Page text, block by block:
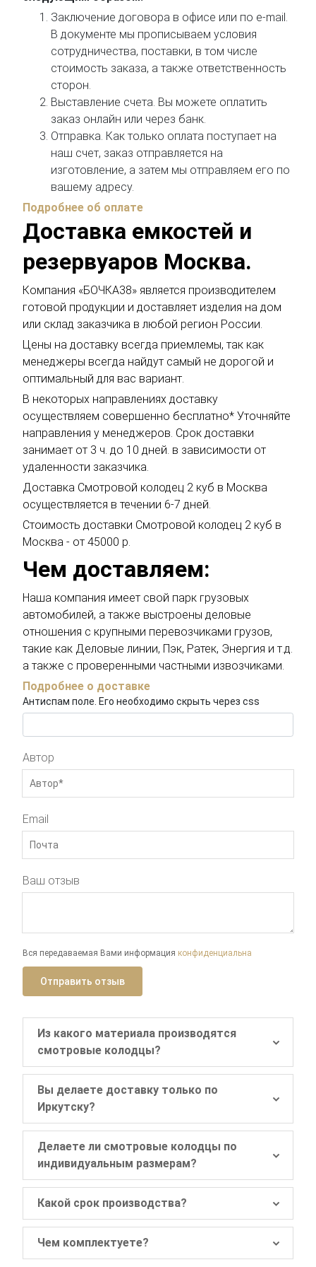
Заключение договора в офисе или по e-mail.
В документе мы прописываем условия
сотрудничества, поставки, в том числе
стоимость заказа, а также ответственность
сторон.
Выставление счета. Вы можете оплатить
заказ онлайн или через банк.
Отправка. Как только оплата поступает на
наш счет, заказ отправляется на
изготовление, а затем мы отправляем его по
вашему адресу.
Подробнее об оплате
Доставка емкостей и
резервуаров Москва.
Компания «БОЧКА38» является производителем
готовой продукции и доставляет изделия на дом
или склад заказчика в любой регион России.
Цены на доставку всегда приемлемы, так как
менеджеры всегда найдут самый не дорогой и
оптимальный для вас вариант.
В некоторых направлениях доставку
осуществляем совершенно бесплатно* Уточняйте
направления у менеджеров. Срок доставки
занимает от 3 ч. до 10 дней. в зависимости от
удаленности заказчика.
Доставка Смотровой колодец 2 куб в Москва
осуществляется в течении 6-7 дней.
Стоимость доставки Смотровой колодец 2 куб в
Москва - от 45000 р.
Чем доставляем:
Наша компания имеет свой парк грузовых
автомобилей, а также выстроены деловые
отношения с крупными перевозчиками грузов,
такие как Деловые линии, Пэк, Ратек, Энергия и т.д.
а также с проверенными частными извозчиками.
Подробнее о доставке
Антиспам поле. Его необходимо скрыть через css
Автор
Email
Ваш отзыв
Вся передаваемая Вами информация конфиденциальна
Отправить отзыв
Из какого материала производятся
смотровые колодцы?
Изделия производятся из высокопрочного
полиэтилена.
Вы делаете доставку только по
Иркутску?
Нет, мы отправляем заказы во все регионы
России.
Кроме того, мы сотрудничаем с
транспортными компаниями-партнёрами, что
позволяет нашим клиентам экономить от 20
до 60% на доставке. Подробнее об условиях
Делаете ли смотровые колодцы по
индивидуальным размерам?
Да, мы выполняем заказы по индивидуальным
Какой срок производства?
Всё зависит от ёмкости, которую вы
Чем комплектуете?